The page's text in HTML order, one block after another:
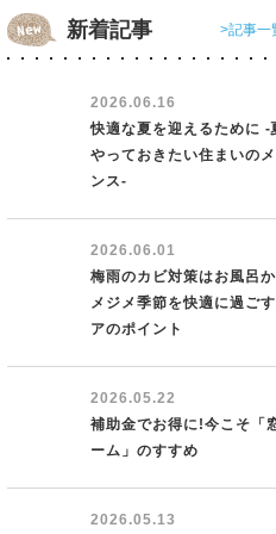
新着記事 >記事一
2026.06.16
快適な夏を迎えるために -
やっておきたい住まいの
ンス-
2026.06.01
梅雨のカビ対策はお風呂
メジメ季節を快適に過ご
アのポイント
2026.05.22
補助金でお得に!今こそ「
ーム」のすすめ
2026.05.13